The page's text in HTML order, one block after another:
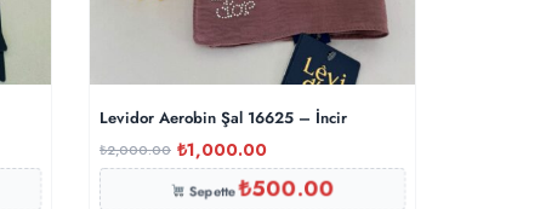
Levidor Aerobin Şal 16625 – İncir
₺2,000.00 ₺1,000.00
Sepette₺500.00